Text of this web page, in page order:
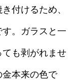
付けるため、
。ガラスと一
も剥がれませ
本来の色で